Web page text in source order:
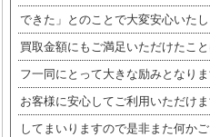
できた」とのことで大変安心いたし
買取金額にもご満足いただけたこ
フ一同にとって大きな励みとなりま
お客様に安心してご利用いただけ
してまいりますので是非また何か